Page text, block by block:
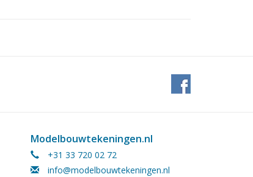
Modelbouwtekeningen.nl
+31 33 720 02 72
info@modelbouwtekeningen.nl